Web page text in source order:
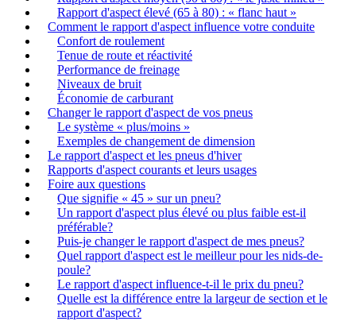
Rapport d'aspect élevé (65 à 80) : « flanc haut »
Comment le rapport d'aspect influence votre conduite
Confort de roulement
Tenue de route et réactivité
Performance de freinage
Niveaux de bruit
Économie de carburant
Changer le rapport d'aspect de vos pneus
Le système « plus/moins »
Exemples de changement de dimension
Le rapport d'aspect et les pneus d'hiver
Rapports d'aspect courants et leurs usages
Foire aux questions
Que signifie « 45 » sur un pneu?
Un rapport d'aspect plus élevé ou plus faible est-il
préférable?
Puis-je changer le rapport d'aspect de mes pneus?
Quel rapport d'aspect est le meilleur pour les nids-de-
poule?
Le rapport d'aspect influence-t-il le prix du pneu?
Quelle est la différence entre la largeur de section et le
rapport d'aspect?